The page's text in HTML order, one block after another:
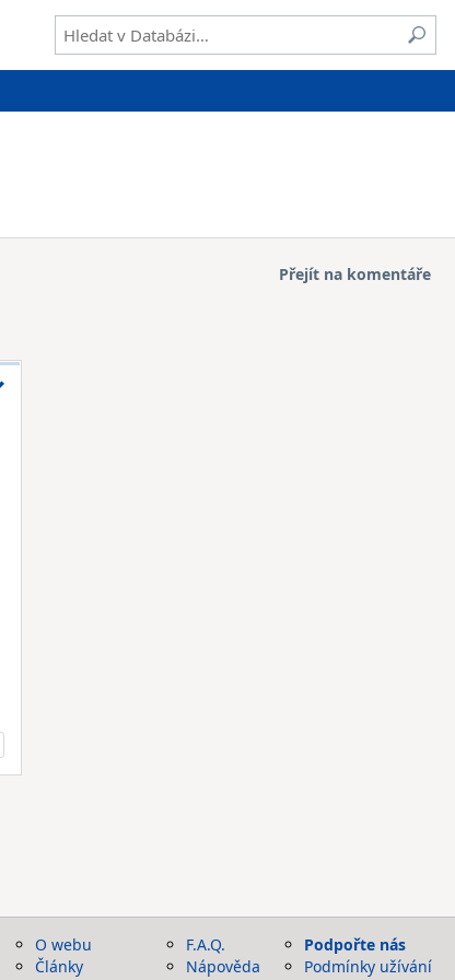
Přejít na komentáře
O webu
Články
F.A.Q.
Nápověda
Podpořte nás
Podmínky užívání